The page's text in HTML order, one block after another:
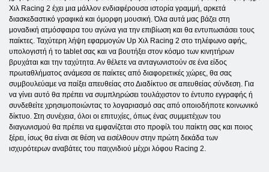
Χιλ Racing 2 έχει μια μάλλον ενδιαφέρουσα ιστορία γραμμή, αρκετά
διασκεδαστικό γραφικά και όμορφη μουσική. Όλα αυτά μας βάζει στη
μοναδική ατμόσφαιρα του αγώνα για την επιβίωση και θα εντυπωσιάσει τους
παίκτες. Ταχύτερη λήψη εφαρμογών Up Χιλ Racing 2 στο τηλέφωνο αφής,
υπολογιστή ή το tablet σας και να βουτήξει στον κόσμο των κινητήρων
βρυχάται και την ταχύτητα. Αν θέλετε να ανταγωνιστούν σε ένα είδος
πρωταθλήματος ανάμεσα σε παίκτες από διαφορετικές χώρες, θα σας
συμβουλεύαμε να παίξει απευθείας στο Διαδίκτυο σε απευθείας σύνδεση. Για
να γίνει αυτό θα πρέπει να συμπληρώσει τουλάχιστον το έντυπο εγγραφής ή
συνδεθείτε χρησιμοποιώντας το λογαριασμό σας από οποιοδήποτε κοινωνικό
δίκτυο. Στη συνέχεια, όλοι οι επιτυχίες, όπως ένας συμμετέχων του
διαγωνισμού θα πρέπει να εμφανίζεται στο προφίλ του παίκτη σας και ποιος
ξέρει, ίσως θα είναι σε θέση να εισέλθουν στην πρώτη δεκάδα των
ισχυρότερων αναβάτες του παιχνιδιού μέχρι λόφου Racing 2.